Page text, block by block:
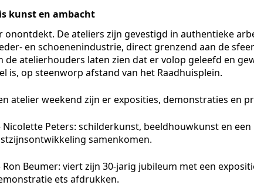
kunst en ambacht
onontdekt. De ateliers zijn gevestigd in authentieke
en schoenenindustrie, direct grenzend aan de
de atelierhouders laten zien dat er volop geleefd en
is, op steenworp afstand van het Raadhuisplein.
atelier weekend zijn er exposities, demonstraties en
Nicolette Peters: schilderkunst, beeldhouwkunst en
samenkomen.
Ron Beumer: viert zijn 30-jarig jubileum met een
ets afdrukken.